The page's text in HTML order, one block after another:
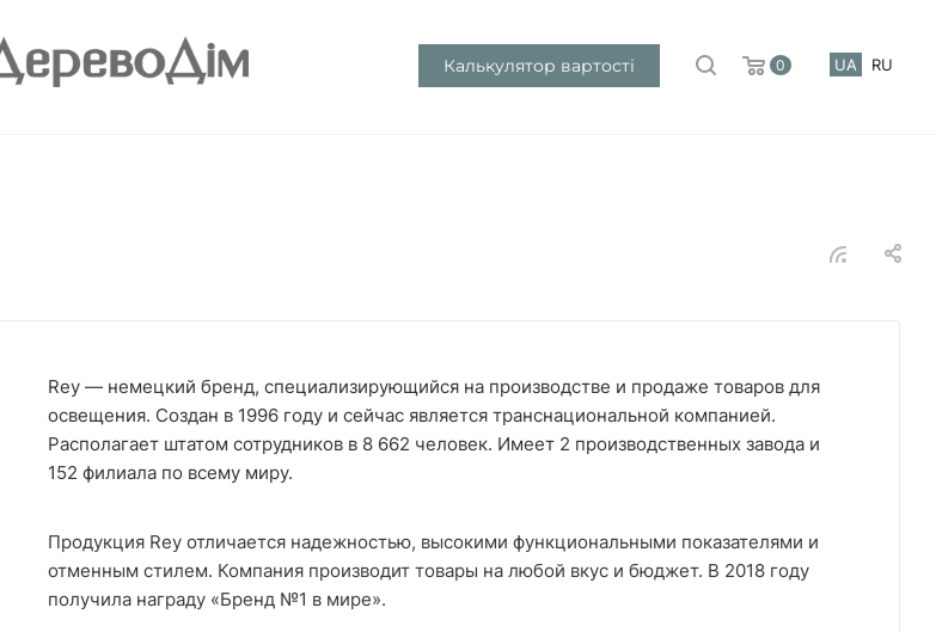
UA RU
0
Калькулятор вартості
Rey — немецкий бренд, специализирующийся на производстве и продаже товаров для
освещения. Создан в 1996 году и сейчас является транснациональной компанией.
Располагает штатом сотрудников в 8 662 человек. Имеет 2 производственных завода и
152 филиала по всему миру.
Продукция Rey отличается надежностью, высокими функциональными показателями и
отменным стилем. Компания производит товары на любой вкус и бюджет. В 2018 году
получила награду «Бренд №1 в мире».